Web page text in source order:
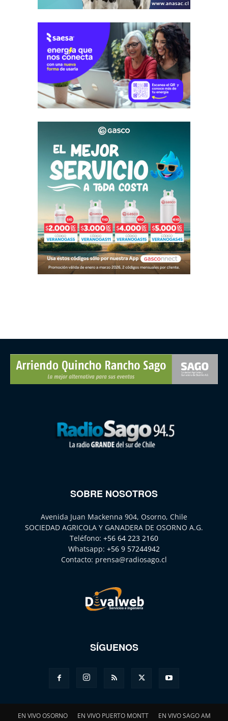
SOBRE NOSOTROS
Avenida Juan Mackenna 904, Osorno, Chile
SOCIEDAD AGRICOLA Y GANADERA DE OSORNO A.G.
Teléfono: +56 64 223 2160
Whatsapp: +56 9 57244942
Contacto: prensa@radiosago.cl
SÍGUENOS
EN VIVO OSORNO EN VIVO PUERTO MONTT EN VIVO SAGO AM